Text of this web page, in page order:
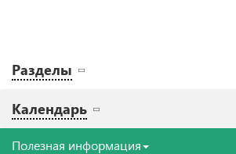
Разделы
Календарь
Полезная информация